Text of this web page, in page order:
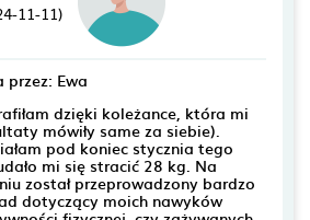
11-11)
Ewa
dzięki koleżance, która mi
mówiły same za siebie).
pod koniec stycznia tego
mi się stracić 28 kg. Na
został przeprowadzony bardzo
dotyczący moich nawyków